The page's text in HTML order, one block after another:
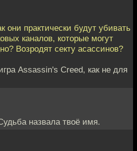
они практически будут убивать
каналов, которые могут
Возродят секту асассинов?
Assassin's Creed, как не для
назвала твоё имя.